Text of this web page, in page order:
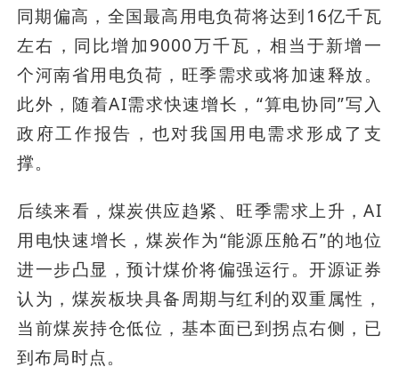
同期偏高，全国最高用电负荷将达到16亿千瓦
左右，同比增加9000万千瓦，相当于新增一
个河南省用电负荷，旺季需求或将加速释放。
此外，随着AI需求快速增长，“算电协同”写入
政府工作报告，也对我国用电需求形成了支
撑。
后续来看，煤炭供应趋紧、旺季需求上升，AI
用电快速增长，煤炭作为“能源压舱石”的地位
进一步凸显，预计煤价将偏强运行。开源证券
认为，煤炭板块具备周期与红利的双重属性，
当前煤炭持仓低位，基本面已到拐点右侧，已
到布局时点。